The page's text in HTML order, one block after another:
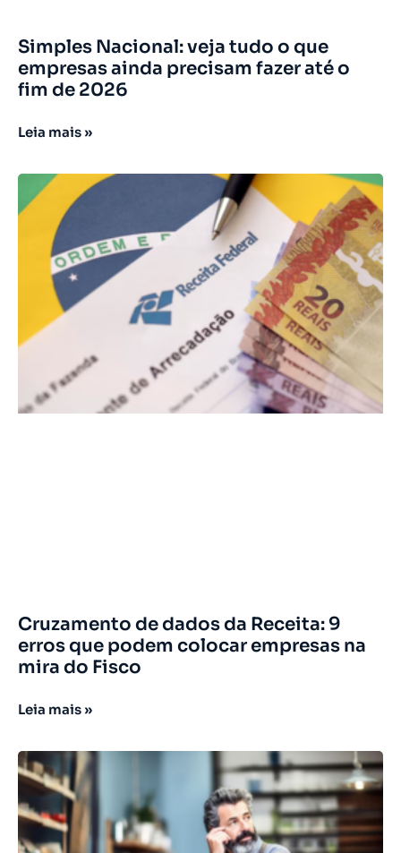
Simples Nacional: veja tudo o que
empresas ainda precisam fazer até o
fim de 2026
Leia mais »
Cruzamento de dados da Receita: 9
erros que podem colocar empresas na
mira do Fisco
Leia mais »